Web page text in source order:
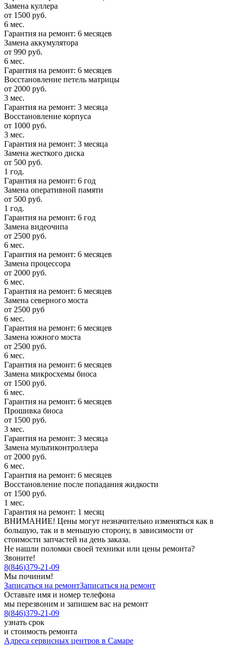
Замена куллера
от 1500 руб.
6 мес.
Гарантия на ремонт: 6 месяцев
Замена аккумулятора
от 990 руб.
6 мес.
Гарантия на ремонт: 6 месяцев
Восстановление петель матрицы
от 2000 руб.
3 мес.
Гарантия на ремонт: 3 месяца
Восстановление корпуса
от 1000 руб.
3 мес.
Гарантия на ремонт: 3 месяца
Замена жесткого диска
от 500 руб.
1 год.
Гарантия на ремонт: 6 год
Замена оперативной памяти
от 500 руб.
1 год.
Гарантия на ремонт: 6 год
Замена видеочипа
от 2500 руб.
6 мес.
Гарантия на ремонт: 6 месяцев
Замена процессора
от 2000 руб.
6 мес.
Гарантия на ремонт: 6 месяцев
Замена северного моста
от 2500 руб
6 мес.
Гарантия на ремонт: 6 месяцев
Замена южного моста
от 2500 руб.
6 мес.
Гарантия на ремонт: 6 месяцев
Замена микросхемы биоса
от 1500 руб.
6 мес.
Гарантия на ремонт: 6 месяцев
Прошивка биоса
от 1500 руб.
3 мес.
Гарантия на ремонт: 3 месяца
Замена мультиконтроллера
от 2000 руб.
6 мес.
Гарантия на ремонт: 6 месяцев
Восстановление после попадания жидкости
от 1500 руб.
1 мес.
Гарантия на ремонт: 1 месяц
ВНИМАНИЕ! Цены могут незначительно изменяться как в
большую, так и в меньшую сторону, в зависимости от
стоимости запчастей на день заказа.
Не нашли поломки своей техники или цены ремонта?
Звоните!
8(846)379-21-09
Мы починим!
Записаться на ремонтЗаписаться на ремонт
Оставьте имя и номер телефона
мы перезвоним и запишем вас на ремонт
8(846)379-21-09
узнать срок
и стоимость ремонта
Адреса сервисных центров в Самаре